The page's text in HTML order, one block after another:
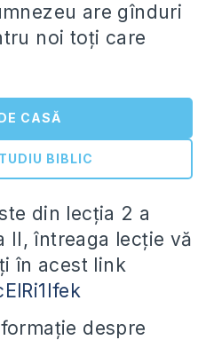
are gînduri
noi toți care
CASĂ
BIBLIC
din lecția 2 a
II, întreaga lecție vă
în acest link
despre